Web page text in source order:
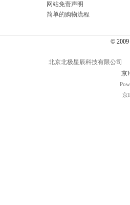
网站免责声明
简单的购物流程
© 2009
北京北极星辰科技有限公司
京
京